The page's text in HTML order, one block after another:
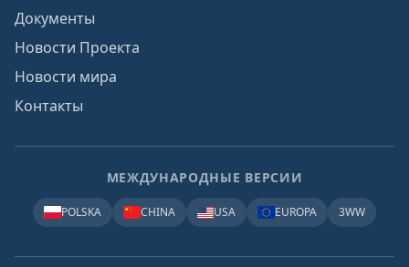
Документы
Новости Проекта
Новости мира
Контакты
МЕЖДУНАРОДНЫЕ ВЕРСИИ
POLSKA CHINA USA EUROPA 3WW